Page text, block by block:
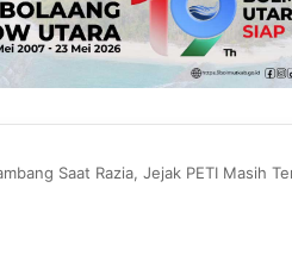
Saat Razia, Jejak PETI Masih